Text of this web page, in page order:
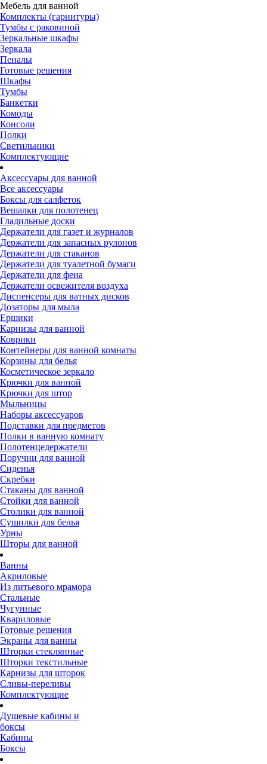
Мебель для ванной
Комплекты (гарнитуры)
Тумбы с раковиной
Зеркальные шкафы
Зеркала
Пеналы
Готовые решения
Шкафы
Тумбы
Банкетки
Комоды
Консоли
Полки
Светильники
Комплектующие
Аксессуары для ванной
Все аксессуары
Боксы для салфеток
Вешалки для полотенец
Гладильные доски
Держатели для газет и журналов
Держатели для запасных рулонов
Держатели для стаканов
Держатели для туалетной бумаги
Держатели для фена
Держатели освежителя воздуха
Диспенсеры для ватных дисков
Дозаторы для мыла
Ершики
Карнизы для ванной
Коврики
Контейнеры для ванной комнаты
Корзины для белья
Косметическое зеркало
Крючки для ванной
Крючки для штор
Мыльницы
Наборы аксессуаров
Подставки для предметов
Полки в ванную комнату
Полотенцедержатели
Поручни для ванной
Сиденья
Скребки
Стаканы для ванной
Стойки для ванной
Столики для ванной
Сушилки для белья
Урны
Шторы для ванной
Ванны
Акриловые
Из литьевого мрамора
Стальные
Чугунные
Квариловые
Готовые решения
Экраны для ванны
Шторки стеклянные
Шторки текстильные
Карнизы для шторок
Сливы-переливы
Комплектующие
Душевые кабины и
боксы
Кабины
Боксы